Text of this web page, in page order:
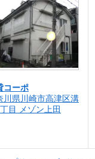
コーポ
川県川崎市高津区溝
目 メゾン上田